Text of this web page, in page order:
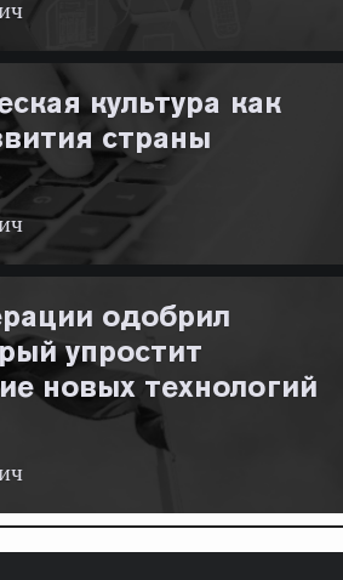
культура как
страны
одобрил
упростит
новых технологий